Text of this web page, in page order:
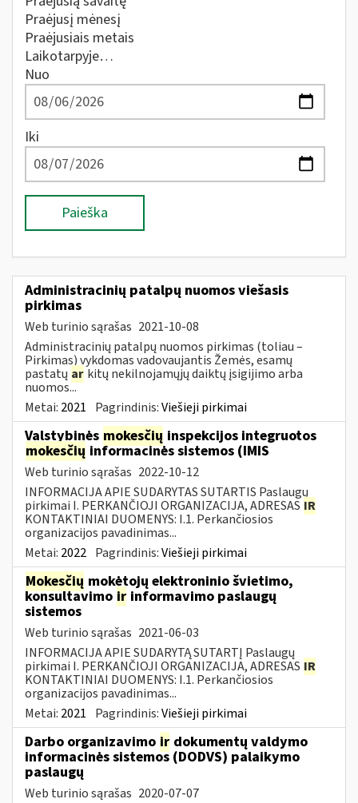
Praėjusį mėnesį
Praėjusiais metais
Laikotarpyje…
Nuo
Iki
Paieška
Administracinių patalpų nuomos viešasis
pirkimas
Web turinio sąrašas 2021-10-08
Administracinių patalpų nuomos pirkimas (toliau –
Pirkimas) vykdomas vadovaujantis Žemės, esamų
pastatų ar kitų nekilnojamųjų daiktų įsigijimo arba
nuomos...
Metai: 2021 Pagrindinis:Viešieji pirkimai
Valstybinės mokesčių inspekcijos integruotos
mokesčių informacinės sistemos (IMIS
Web turinio sąrašas 2022-10-12
INFORMACIJA APIE SUDARYTAS SUTARTIS Paslaugų
pirkimai I. PERKANČIOJI ORGANIZACIJA, ADRESAS IR
KONTAKTINIAI DUOMENYS: I.1. Perkančiosios
organizacijos pavadinimas...
Metai: 2022 Pagrindinis:Viešieji pirkimai
Mokesčių mokėtojų elektroninio švietimo,
konsultavimo ir informavimo paslaugų
sistemos
Web turinio sąrašas 2021-06-03
INFORMACIJA APIE SUDARYTĄ SUTARTĮ Paslaugų
pirkimai I. PERKANČIOJI ORGANIZACIJA, ADRESAS IR
KONTAKTINIAI DUOMENYS: I.1. Perkančiosios
organizacijos pavadinimas...
Metai: 2021 Pagrindinis:Viešieji pirkimai
Darbo organizavimo ir dokumentų valdymo
informacinės sistemos (DODVS) palaikymo
paslaugų
Web turinio sąrašas 2020-07-07